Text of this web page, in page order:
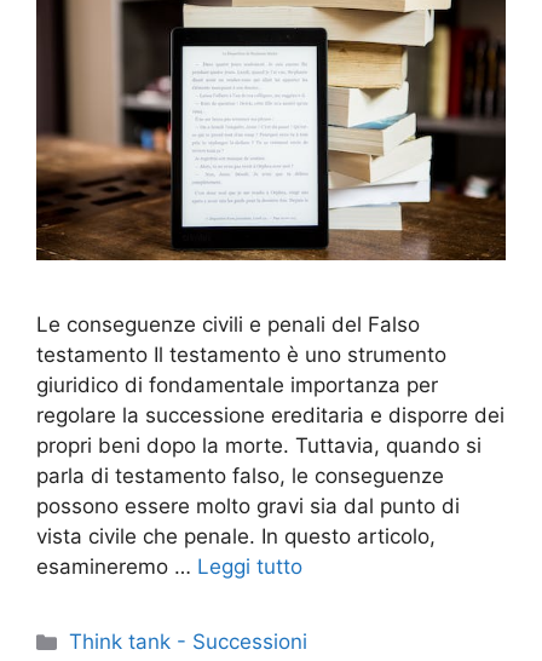
Le conseguenze civili e penali del Falso
testamento Il testamento è uno strumento
giuridico di fondamentale importanza per
regolare la successione ereditaria e disporre dei
propri beni dopo la morte. Tuttavia, quando si
parla di testamento falso, le conseguenze
possono essere molto gravi sia dal punto di
vista civile che penale. In questo articolo,
esamineremo … Leggi tutto
Categorie
Think tank - Successioni